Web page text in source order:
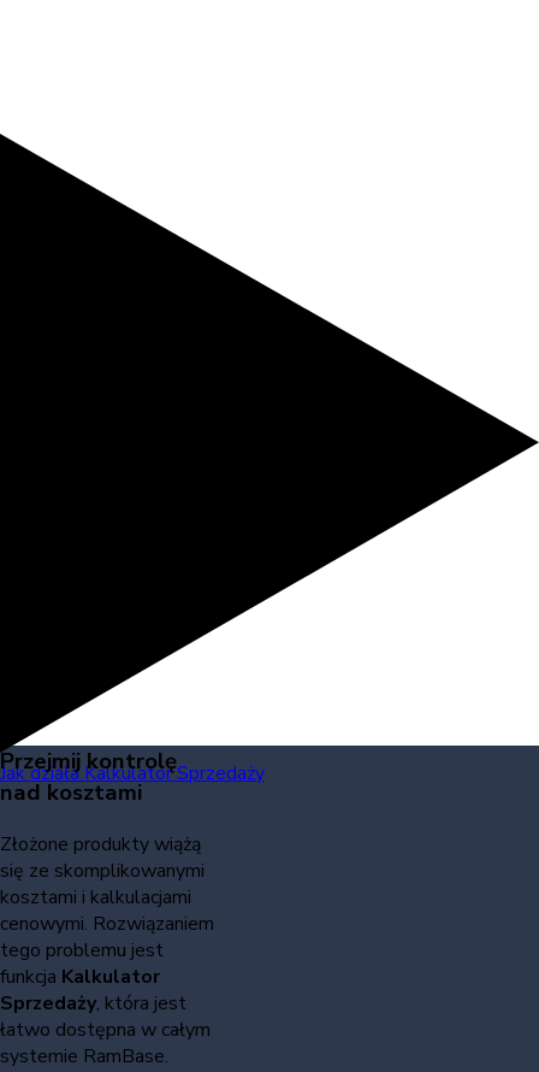
Jak działa Kalkulator Sprzedaży
Przejmij kontrolę
nad kosztami
Złożone produkty wiążą
się ze skomplikowanymi
kosztami i kalkulacjami
cenowymi. Rozwiązaniem
tego problemu jest
funkcja Kalkulator
Sprzedaży, która jest
łatwo dostępna w całym
systemie RamBase.